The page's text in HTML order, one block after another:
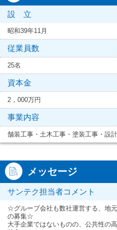
設 立
昭和39年11月
従業員数
25名
資本金
2，000万円
事業内容
舗装工事・土木工事・塗装工事・設
メッセージ
サンテク担当者コメント
☆グループ会社も数社運営する、地
の募集☆
大手企業ではないものの、公共性の